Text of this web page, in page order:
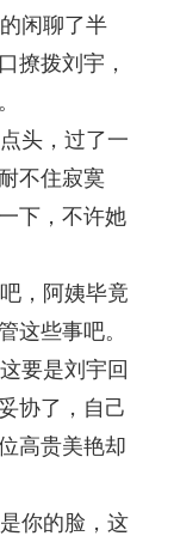
闲聊了半
撩拨刘宇，
头，过了一
不住寂寞
下，不许她
，阿姨毕竟
这些事吧。
要是刘宇回
协了，自己
高贵美艳却
你的脸，这